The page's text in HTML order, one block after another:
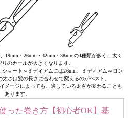
・26mm・32mm・38mmの4種類が多く、太く
のカールが大きくなります。
ョート～ミディアムには26mm、ミディアム～ロン
太さは髪の長さに合わせて変えるのがベスト。
メージによっても、適している太さが変わることも
あります。
った巻き方【初心者OK】基